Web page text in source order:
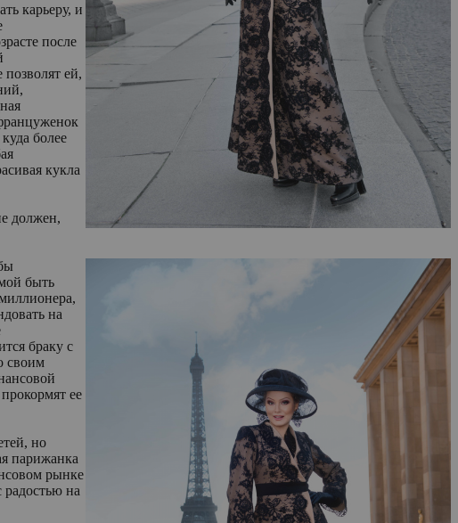
карьеру, и
после
ей,
более
кукла
должен,
быть
на
браку с
своим
ее
но
парижанка
рынке
радостью на